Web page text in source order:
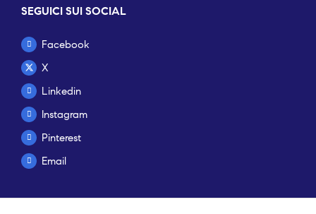
SEGUICI SUI SOCIAL
Facebook
X
Linkedin
Instagram
Pinterest
Email